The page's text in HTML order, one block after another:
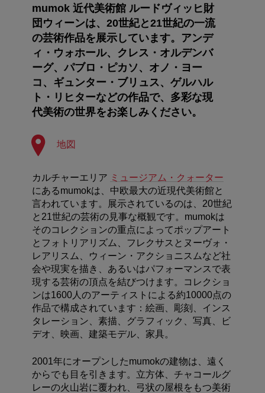
mumok 近代美術館 ルードヴィッヒ財
団ウィーンは、20世紀と21世紀の一流
の芸術作品を展示しています。アンデ
ィ・ウォホール、クレス・オルデンバ
ーグ、パブロ・ピカソ、オノ・ヨー
コ、ギュンター・ブリュス、ゲルハル
ト・リヒターなどの作品で、多彩な現
代美術の世界をお楽しみください。
地図
カルチャーエリア ミュージアム・クォーター
にあるmumokは、中欧最大の近現代美術館と
言われています。展示されているのは、20世紀
と21世紀の芸術の見事な概観です。mumokは
そのコレクションの重点によってポップアート
とフォトリアリズム、フレクサスとヌーヴォ・
レアリスム、ウィーン・アクショニスムなど社
会や現実を描き、あるいはパフォーマンスで表
現する芸術の頂点を結びつけます。コレクショ
ンは1600人のアーティストによる約10000点の
作品で構成されています：絵画、彫刻、インス
タレーション、素描、グラフィック、写真、ビ
デオ、映画、建築モデル、家具。
2001年にオープンしたmumokの建物は、遠く
からでも目を引きます。立方体、チャコールグ
レーの火山岩に覆われ、弓状の屋根をもつ美術